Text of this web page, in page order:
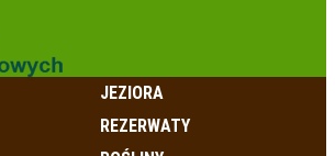
JEZIORA
REZERWATY